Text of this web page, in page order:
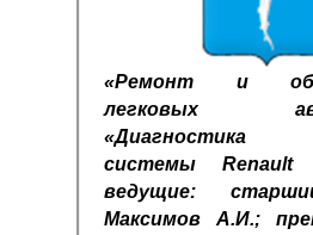
«Ремонт и
легковых
«Диагностика
системы Renault
ведущие:
Максимов А.И.;